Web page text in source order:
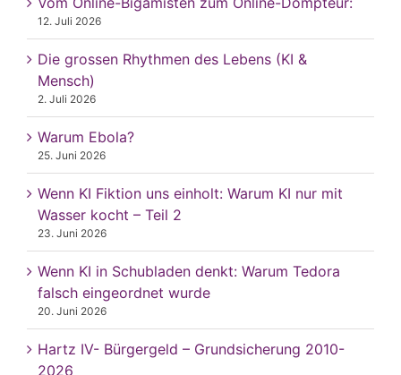
12. Juli 2026
Die grossen Rhythmen des Lebens (KI &
Mensch)
2. Juli 2026
Warum Ebola?
25. Juni 2026
Wenn KI Fiktion uns einholt: Warum KI nur mit
Wasser kocht – Teil 2
23. Juni 2026
Wenn KI in Schubladen denkt: Warum Tedora
falsch eingeordnet wurde
20. Juni 2026
Hartz IV- Bürgergeld – Grundsicherung 2010-
2026